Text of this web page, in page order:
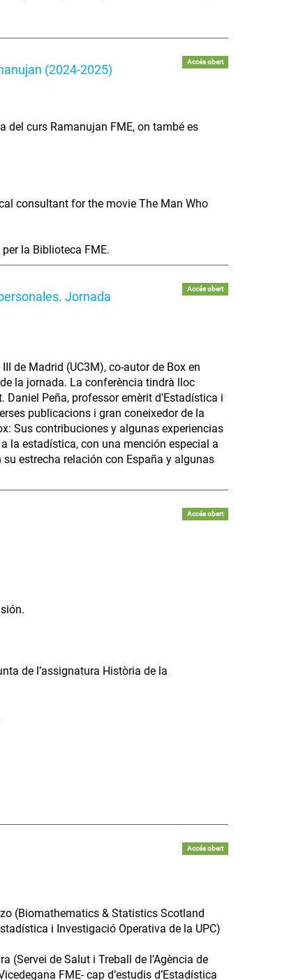
(2024-2025)
Accés obert
del curs Ramanujan FME, on també es
consultant for the movie The Man Who
la Biblioteca FME.
Jornada
Accés obert
de Madrid (UC3M), co-autor de Box en
la jornada. La conferència tindrà lloc
Daniel Peña, professor emèrit d'Estadística i
publicacions i gran coneixedor de la
Sus contribuciones y algunas experiencias
la estadística, con una mención especial a
estrecha relación con España y algunas
Accés obert
de l’assignatura Història de la
Accés obert
(Biomathematics & Statistics Scotland
i Investigació Operativa de la UPC)
(Servei de Salut i Treball de l’Agència de
FME- cap d’estudis d’Estadística